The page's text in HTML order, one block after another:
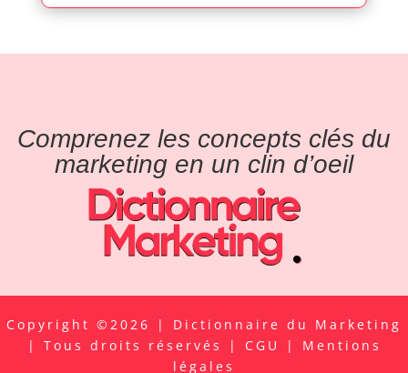
Comprenez les concepts clés du
marketing en un clin d’oeil
Copyright ©2026 | Dictionnaire du Marketing
| Tous droits réservés | CGU | Mentions
légales